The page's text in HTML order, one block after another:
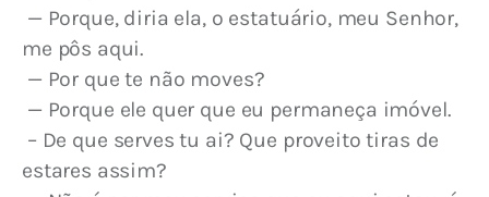
me pôs aqui.
— Por que te não moves?
— Porque ele quer que eu permaneça imóvel.
estares assim?